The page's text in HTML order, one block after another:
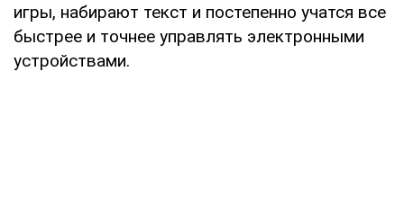
игры, набирают текст и постепенно учатся все
быстрее и точнее управлять электронными
устройствами.